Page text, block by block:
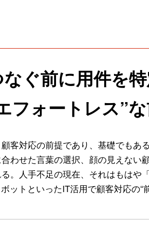
ぐ前に用件を特
フォートレス”
客対応の前提であり、基礎でもあ
わせた言葉の選択、顔の見えない
。人手不足の現在、それはもはや
ットといったIT活用で顧客対応の“